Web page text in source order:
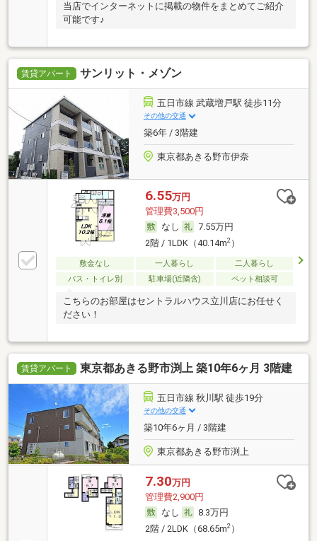
当店でインターネットに掲載の物件をまとめてご紹介
可能です♪
賃貸アパート サンリット・メゾン
五日市線 武蔵増戸駅 徒歩11分
その他の交通
築6年 / 3階建
東京都あきる野市伊奈
6.55万円
管理費3,500円
なし
7.55万円
2階 / 1LDK（40.14m2）
敷金なし 一人暮らし
二人暮らし
バス・トイレ別
駐車場(近隣含) ペット相談可
こちらのお部屋はセントラルハウス立川店にお任せく
ださい！
賃貸アパート 東京都あきる野市渕上 築10年6ヶ月 3階建
五日市線 秋川駅 徒歩19分
その他の交通
築10年6ヶ月 / 3階建
東京都あきる野市渕上
7.30万円
管理費2,900円
なし
8.3万円
2階 / 2LDK（68.65m2）